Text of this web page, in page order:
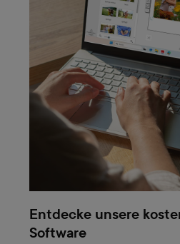
Entdecke unsere
Software